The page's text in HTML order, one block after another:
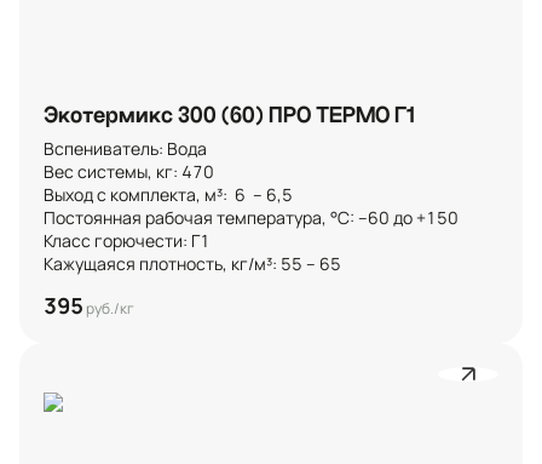
Экотермикс 300 (60) ПРО ТЕРМО Г1
Вспениватель: Вода
Вес системы, кг: 470
Выход с комплекта, м³:  6  – 6,5
Постоянная рабочая температура, °C: –60 до +150
Класс горючести: Г1
Кажущаяся плотность, кг/м³: 55 – 65
395 руб./кг